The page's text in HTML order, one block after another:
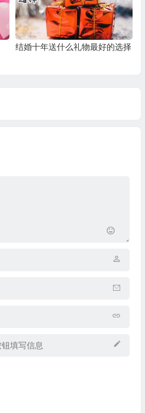
结婚十年送什么礼物最好的选择